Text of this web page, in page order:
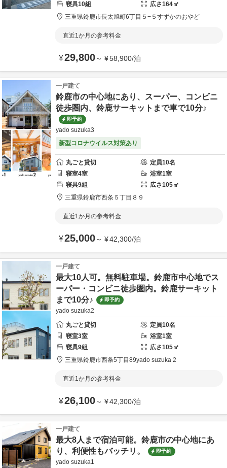
寝具10組 広さ164㎡
三重県鈴鹿市長太旭町6丁目５−５ すずかのおやど
直近1か月の参考料金
¥29,800～ ¥58,900/泊
一戸建て
鈴鹿市の中心地にあり、スーパー、コンビニ
徒歩圏内、鈴鹿サーキットまで車で10分♪
即予約
yado suzuka3
新型コロナウイルス対策あり
丸ごと貸切 定員10名
寝室4室 浴室1室
寝具9組 広さ105㎡
三重県鈴鹿市西条５丁目８９
直近1か月の参考料金
¥25,000～ ¥42,300/泊
一戸建て
最大10人可。無料駐車場。鈴鹿市中心地でス
ーパー・コンビニ徒歩圏内。鈴鹿サーキット
まで10分♪
即予約
yado suzuka2
丸ごと貸切
定員10名
寝室3室 浴室1室
寝具9組 広さ105㎡
三重県鈴鹿市西条5丁目89yado suzuka 2
直近1か月の参考料金
¥26,100～ ¥42,300/泊
一戸建て
最大8人まで宿泊可能。鈴鹿市の中心地にあ
り、利便性もバッチリ。
即予約
yado suzuka1